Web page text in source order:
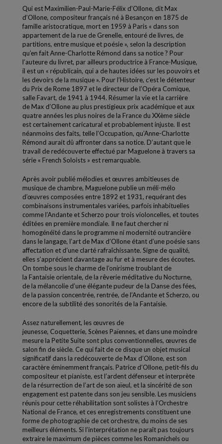
Qui est Maximilien-Paul-Marie-Félix d’Ollone, dit Max
d’Ollone, compositeur français né à Besançon en 1875 de
famille aristocratique, mort en 1959 à Paris « dans son
appartement de la rue de Grenelle, entouré de livres, de
partitions, entre musique et poésie », selon la description
qu’en fait Anne-Charlotte Rémond dans sa notice ? Pour
l’auteure du livret, par ailleurs productrice à France-Musique,
il est un « républicain, qui a de hautes idées sur les pouvoirs et
les devoirs de la musique ». Pour l’Histoire, c’est le détenteur
du Prix de Rome 1897 et le directeur de l’Opéra Comique,
salle Favart, de 1941 à 1944. Résumer la vie et la carrière
de Max d’Ollone au plus prestigieux prix académique et aux
quatre années les plus noires de la France du XXème siècle
est certainement caricatural et probablement injuste. Il est
néanmoins des faits, telle l’Occupation, qu’Anne-Charlotte
Rémond aurait dû affronter dans sa notice. D’autant que le
travail de redécouverte effectué par Maguelone à travers sa
série « French Soloists » est remarquable.
Après avoir publié mélodies et œuvres ambitieuses de
musique de chambre, Maguelone publie un méli-mélo
d’œuvres composées entre 1892 et 1931, requérant des
combinaisons instrumentales variées, parfois inhabituelles
comme l’Andante et Scherzo pour trois violoncelles, et toutes
éditées en première mondiale. Il ne faut chercher ni
homogénéité dans le programme ni modernité outrancière
dans le langage, l’art de Max d’Ollone étant d’une poésie sans
affectation et d’une clarté rafraîchissante. Signe de qualité,
elles s’apprécient davantage au fur et à mesure des écoutes.
On tombe sous le charme de l’onirisme troublant de
la Fantaisie orientale, de la rêverie méditative du Nocturne,
de la mélancolie d’une élégante pudeur de la Danse des fées,
de la passion concentrée, rentrée, de l’Andante et Scherzo, ou
encore de la subtilité des sonorités de la Fantaisie.
Assez naturellement, les œuvres de
jeunesse, Coquetterie, Scènes Païennes, et dans une moindre
mesure la Petite Suite sont plus conventionnelles, œuvres de
salon fin de siècle. Ce qui fait de ce disque un objet musical
significatif dans la redécouverte de Max d’Ollone, est son
caractère éminemment français. Patrice d’Ollone, petit-fils du
compositeur et pianiste, est l’ardent défenseur et interprète
de la résurrection de l’art de son aïeul, et la sincérité de son
engagement est patente dans son jeu sensible. Les musiciens
réunis pour cette réhabilitation sont solistes à l’Orchestre
National de France, et ces enregistrements constituent une
forme de photographie de cet orchestre, du moins de ses
meilleurs éléments. Si l’interprétation ne paraît pas toujours
extraire le maximum de pièces comme les Romanichels ou